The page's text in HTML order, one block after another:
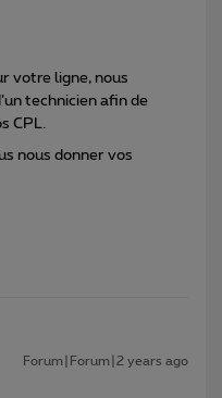
votre ligne, nous
technicien afin de
CPL.
nous donner vos
Forum|Forum|2 years ago